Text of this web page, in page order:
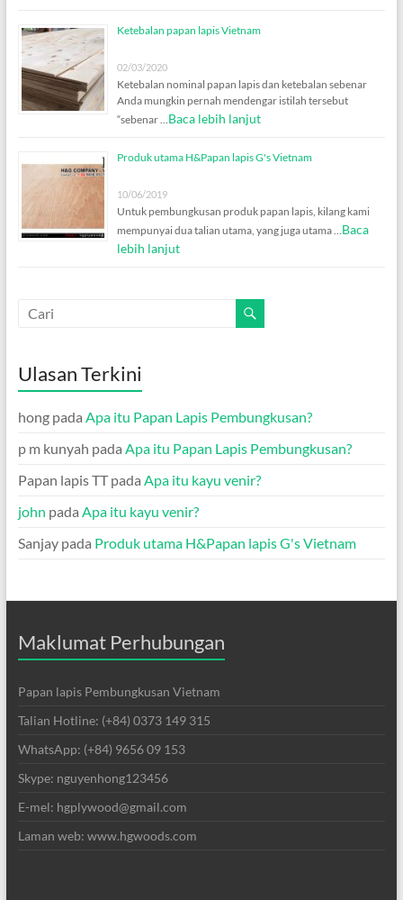
Ketebalan papan lapis Vietnam
02/03/2020
Ketebalan nominal papan lapis dan ketebalan sebenar
Anda mungkin pernah mendengar istilah tersebut
“sebenar … Baca lebih lanjut
Produk utama H&Papan lapis G's Vietnam
10/06/2019
Untuk pembungkusan produk papan lapis, kilang kami
mempunyai dua talian utama, yang juga utama … Baca
lebih lanjut
Ulasan Terkini
hongpada Apa itu Papan Lapis Pembungkusan?
p m kunyah pada Apa itu Papan Lapis Pembungkusan?
Papan lapis TTpada Apa itu kayu venir?
john pada Apa itu kayu venir?
Sanjaypada Produk utama H&Papan lapis G's Vietnam
Maklumat Perhubungan
Papan lapis Pembungkusan Vietnam
Talian Hotline: (+84) 0373 149 315
WhatsApp: (+84) 9656 09 153
Skype: nguyenhong123456
E-mel: hgplywood@gmail.com
Laman web: www.hgwoods.com